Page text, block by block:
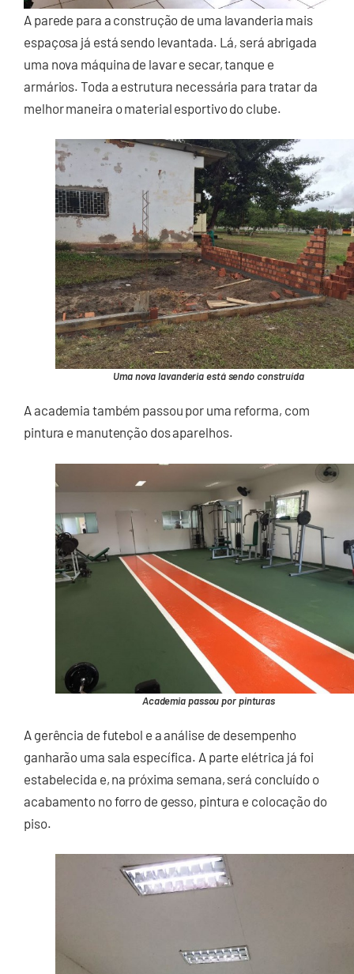
A parede para a construção de uma lavanderia mais
espaçosa já está sendo levantada. Lá, será abrigada
uma nova máquina de lavar e secar, tanque e
armários. Toda a estrutura necessária para tratar da
melhor maneira o material esportivo do clube.
Uma nova lavanderia está sendo construída
A academia também passou por uma reforma, com
pintura e manutenção dos aparelhos.
Academia passou por pinturas
A gerência de futebol e a análise de desempenho
ganharão uma sala específica. A parte elétrica já foi
estabelecida e, na próxima semana, será concluído o
acabamento no forro de gesso, pintura e colocação do
piso.